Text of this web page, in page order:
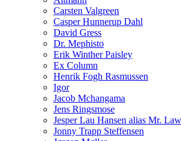
Carsten Valgreen
Casper Hunnerup Dahl
David Gress
Dr. Mephisto
Erik Winther Paisley
Ex Column
Henrik Fogh Rasmussen
Igor
Jacob Mchangama
Jens Ringsmose
Jesper Lau Hansen alias Mr. Law
Jonny Trapp Steffensen